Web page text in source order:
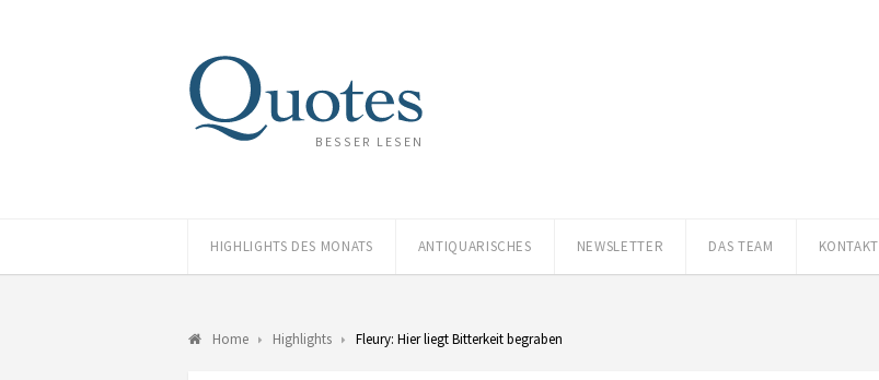
BESSER LESEN
HIGHLIGHTS DES MONATS ANTIQUARISCHES NEWSLETTER DAS TEAM KONTAKT
Home Highlights Fleury: Hier liegt Bitterkeit begraben